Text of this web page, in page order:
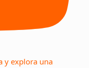
y explora una